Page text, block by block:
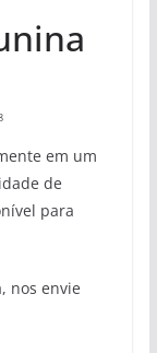
em um
de
para
nos envie